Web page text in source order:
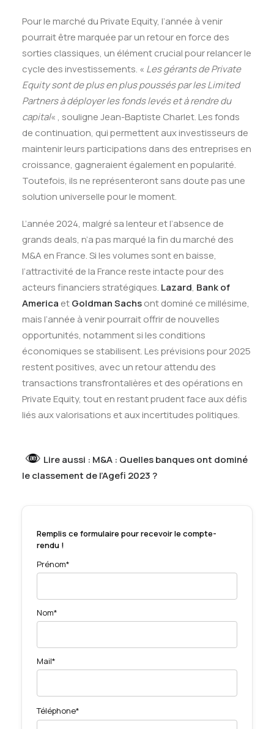
Pour le marché du Private Equity, l’année à venir
pourrait être marquée par un retour en force des
sorties classiques, un élément crucial pour relancer le
cycle des investissements. « Les gérants de Private
Equity sont de plus en plus poussés par les Limited
Partners à déployer les fonds levés et à rendre du
capital« , souligne Jean-Baptiste Charlet. Les fonds
de continuation, qui permettent aux investisseurs de
maintenir leurs participations dans des entreprises en
croissance, gagneraient également en popularité.
Toutefois, ils ne représenteront sans doute pas une
solution universelle pour le moment.
L’année 2024, malgré sa lenteur et l’absence de
grands deals, n’a pas marqué la fin du marché des
M&A en France. Si les volumes sont en baisse,
l’attractivité de la France reste intacte pour des
acteurs financiers stratégiques. Lazard, Bank of
America etGoldman Sachsont dominé ce millésime,
mais l’année à venir pourrait offrir de nouvelles
opportunités, notamment si les conditions
économiques se stabilisent. Les prévisions pour 2025
restent positives, avec un retour attendu des
transactions transfrontalières et des opérations en
Private Equity, tout en restant prudent face aux défis
liés aux valorisations et aux incertitudes politiques.
Lire aussi : M&A : Quelles banques ont dominé
le classement de l’Agefi 2023 ?
Remplis ce formulaire pour recevoir le compte-
rendu !
Prénom*
Nom*
Mail*
Téléphone*